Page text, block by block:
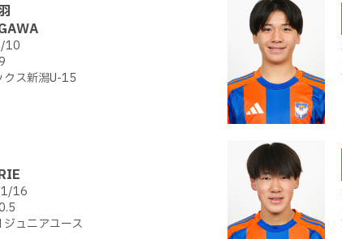
10
クス新潟U-15
16
ジュニアユース